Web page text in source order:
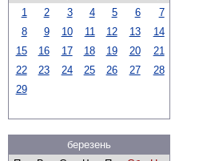
1
2 3 4 5 6
7
8
9 10 11 12 13
14
15
16 17 18 19 20
21
22
23 24 25 26 27
28
29
березень